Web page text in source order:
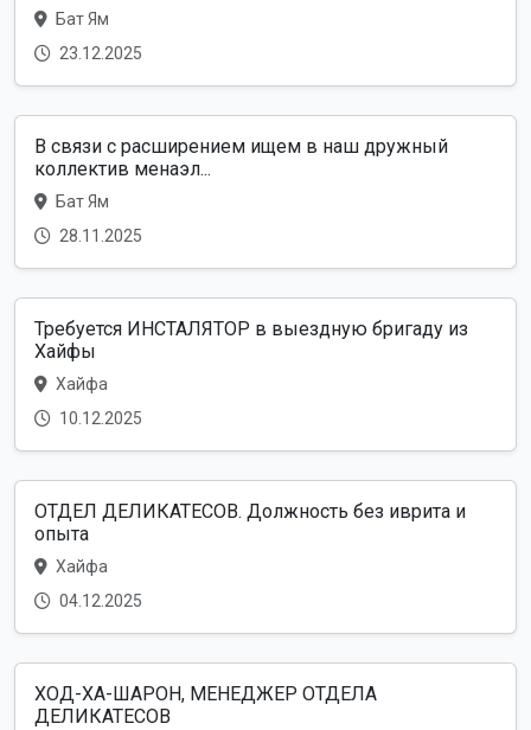
Бат Ям
23.12.2025
В связи с расширением ищем в наш дружный
коллектив менаэл...
Бат Ям
28.11.2025
Требуется ИНСТАЛЯТОР в выездную бригаду из
Хайфы
Хайфа
10.12.2025
ОТДЕЛ ДЕЛИКАТЕСОВ. Должность без иврита и
опыта
Хайфа
04.12.2025
ХОД-ХА-ШАРОН, МЕНЕДЖЕР ОТДЕЛА
ДЕЛИКАТЕСОВ